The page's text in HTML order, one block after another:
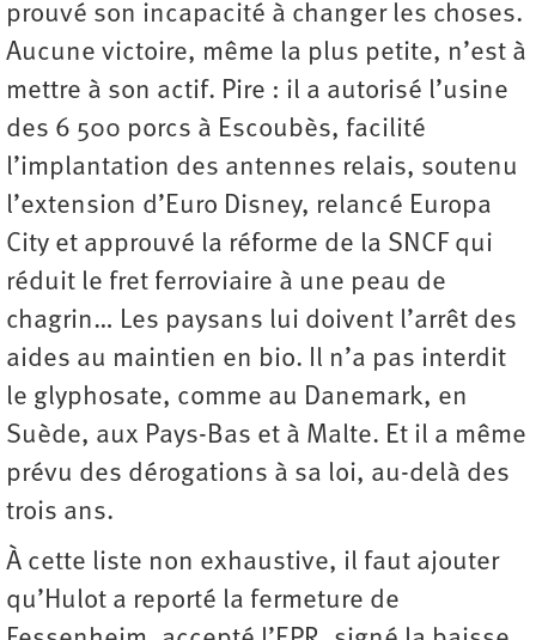
prouvé son incapacité à changer les choses.
Aucune victoire, même la plus petite, n’est à
mettre à son actif. Pire : il a autorisé l’usine
des 6 500 porcs à Escoubès, facilité
l’implantation des antennes relais, soutenu
l’extension d’Euro Disney, relancé Europa
City et approuvé la réforme de la SNCF qui
réduit le fret ferroviaire à une peau de
chagrin… Les paysans lui doivent l’arrêt des
aides au maintien en bio. Il n’a pas interdit
le glyphosate, comme au Danemark, en
Suède, aux Pays-Bas et à Malte. Et il a même
prévu des dérogations à sa loi, au-delà des
trois ans.
À cette liste non exhaustive, il faut ajouter
qu’Hulot a reporté la fermeture de